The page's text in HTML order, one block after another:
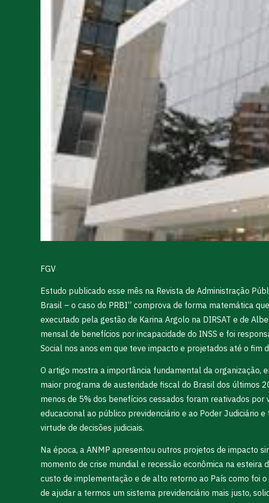
FGV
Estudo publicado esse mês na Revista de Administração
Brasil – o caso do PRBI” comprova de forma matemática
executado pela gestão de Karina Argolo na DIRSAT e de
mensal de benefícios por incapacidade do INSS e foi
Social nos anos em que teve impacto e projetados até o
O artigo mostra a importância fundamental da organização,
maior programa de austeridade fiscal do Brasil dos últimos
menos de 5% dos benefícios cessados foram reativados
educacional ao público previdenciário e ao Poder Judiciário
virtude de decisões judiciais.
Na época, a ANMP apresentou outros projetos de impacto
momento de crise mundial e recessão econômica na esteira
custo de implementação e de alto retorno ao País como foi
de ajudar a termos um sistema previdenciário mais justo,